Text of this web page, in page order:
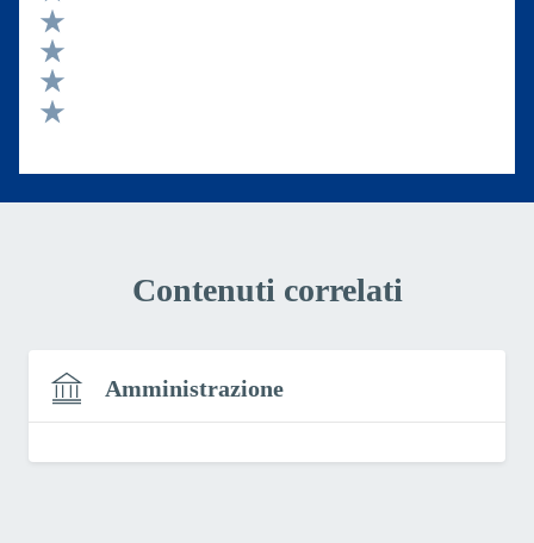
Valuta 5 stelle su 5
Valuta 4 stelle su 5
Valuta 3 stelle su 5
Valuta 2 stelle su 5
Contenuti correlati
Amministrazione